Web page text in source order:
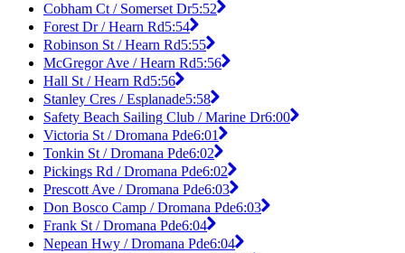
Cobham Ct / Somerset Dr5:52
Forest Dr / Hearn Rd5:54
Robinson St / Hearn Rd5:55
McGregor Ave / Hearn Rd5:56
Hall St / Hearn Rd5:56
Stanley Cres / Esplanade5:58
Safety Beach Sailing Club / Marine Dr6:00
Victoria St / Dromana Pde6:01
Tonkin St / Dromana Pde6:02
Pickings Rd / Dromana Pde6:02
Prescott Ave / Dromana Pde6:03
Don Bosco Camp / Dromana Pde6:03
Frank St / Dromana Pde6:04
Nepean Hwy / Dromana Pde6:04